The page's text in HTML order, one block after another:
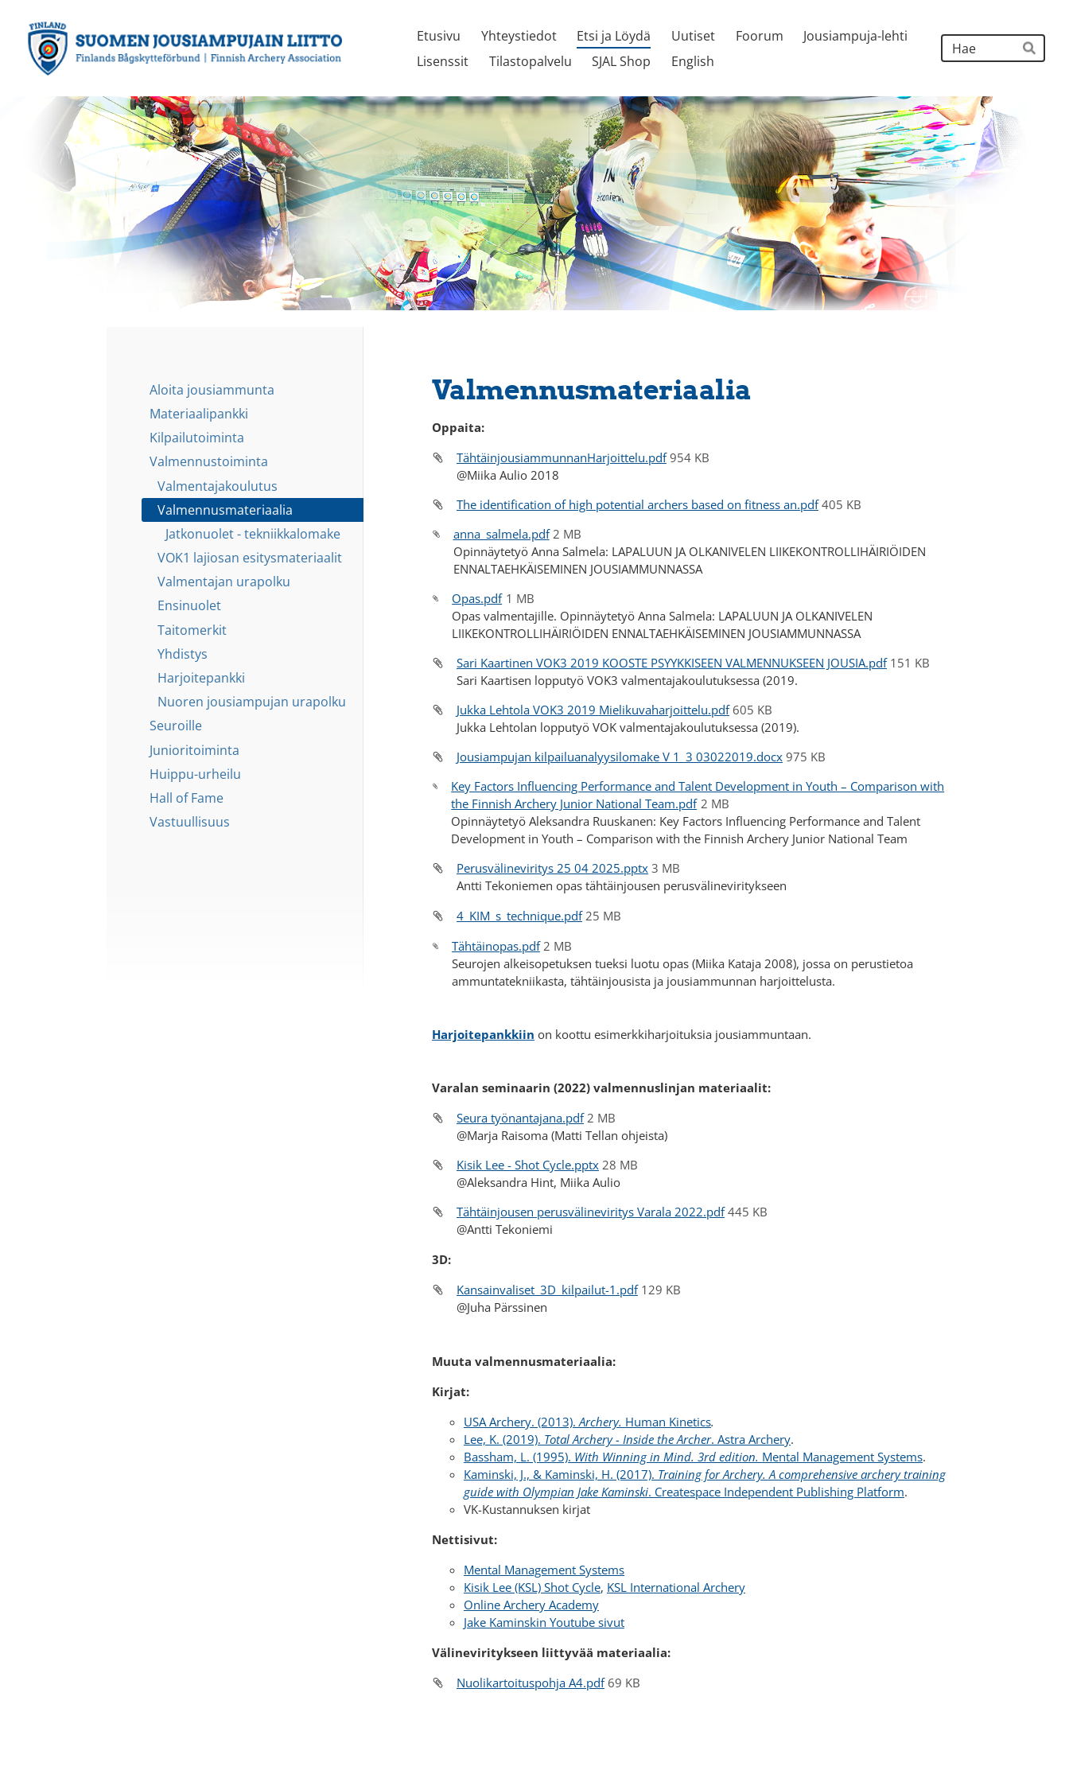
sivun
sisältöön
Suomen Jousiampujain Liitto ry
Etusivu Yhteystiedot Etsi ja Löydä Uutiset Foorum
Jousiampuja-lehti
Lisenssit
Tilastopalvelu SJAL Shop English Hae
Aloita jousiammunta
Materiaalipankki
Kilpailutoiminta
Valmennustoiminta
Valmentajakoulutus
Valmennusmateriaalia
Jatkonuolet - tekniikkalomake
VOK1 lajiosan esitysmateriaalit
Valmentajan urapolku
Ensinuolet
Taitomerkit
Yhdistys
Harjoitepankki
Nuoren jousiampujan urapolku
Seuroille
Junioritoiminta
Huippu-urheilu
Hall of Fame
Vastuullisuus
Valmennusmateriaalia
Oppaita:
TähtäinjousiammunnanHarjoittelu.pdf 954 KB
@Miika Aulio 2018
The identification of high potential archers based on fitness an.pdf 405 KB
anna_salmela.pdf 2 MB
Opinnäytetyö Anna Salmela: LAPALUUN JA OLKANIVELEN LIIKEKONTROLLIHÄIRIÖIDEN
ENNALTAEHKÄISEMINEN JOUSIAMMUNNASSA
Opas.pdf 1 MB
Opas valmentajille. Opinnäytetyö Anna Salmela: LAPALUUN JA OLKANIVELEN
LIIKEKONTROLLIHÄIRIÖIDEN ENNALTAEHKÄISEMINEN JOUSIAMMUNNASSA
Sari Kaartinen VOK3 2019 KOOSTE PSYYKKISEEN VALMENNUKSEEN JOUSIA.pdf 151 KB
Sari Kaartisen lopputyö VOK3 valmentajakoulutuksessa (2019.
Jukka Lehtola VOK3 2019 Mielikuvaharjoittelu.pdf 605 KB
Jukka Lehtolan lopputyö VOK valmentajakoulutuksessa (2019).
Jousiampujan kilpailuanalyysilomake V 1_3 03022019.docx 975 KB
Key Factors Influencing Performance and Talent Development in Youth – Comparison with
the Finnish Archery Junior National Team.pdf 2 MB
Opinnäytetyö Aleksandra Ruuskanen: Key Factors Influencing Performance and Talent
Development in Youth – Comparison with the Finnish Archery Junior National Team
Perusvälineviritys 25 04 2025.pptx 3 MB
Antti Tekoniemen opas tähtäinjousen perusvälineviritykseen
4_KIM_s_technique.pdf 25 MB
Tähtäinopas.pdf 2 MB
Seurojen alkeisopetuksen tueksi luotu opas (Miika Kataja 2008), jossa on perustietoa
ammuntatekniikasta, tähtäinjousista ja jousiammunnan harjoittelusta.
Harjoitepankkiin on koottu esimerkkiharjoituksia jousiammuntaan.
Varalan seminaarin (2022) valmennuslinjan materiaalit:
Seura työnantajana.pdf 2 MB
@Marja Raisoma (Matti Tellan ohjeista)
Kisik Lee - Shot Cycle.pptx 28 MB
@Aleksandra Hint, Miika Aulio
Tähtäinjousen perusvälineviritys Varala 2022.pdf 445 KB
@Antti Tekoniemi
3D:
Kansainvaliset_3D_kilpailut-1.pdf 129 KB
@Juha Pärssinen
Muuta valmennusmateriaalia:
Kirjat:
USA Archery. (2013). Archery. Human Kinetics.
Lee, K. (2019). Total Archery - Inside the Archer. Astra Archery.
Bassham, L. (1995). With Winning in Mind. 3rd edition. Mental Management Systems.
Kaminski, J., & Kaminski, H. (2017). Training for Archery. A comprehensive archery training
guide with Olympian Jake Kaminski. Createspace Independent Publishing Platform.
VK-Kustannuksen kirjat
Nettisivut:
Mental Management Systems
Kisik Lee (KSL) Shot Cycle, KSL International Archery
Online Archery Academy
Jake Kaminskin Youtube sivut
Välineviritykseen liittyvää materiaalia:
Nuolikartoituspohja A4.pdf 69 KB